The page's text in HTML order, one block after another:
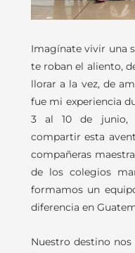
Imagínate vivir una
te roban el aliento,
llorar a la vez, de
fue mi experiencia
3 al 10 de junio,
compartir esta
compañeras
de los colegios
formamos un
diferencia en
Nuestro destino nos